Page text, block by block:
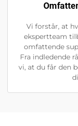
Vi forstår, at
ekspertteam
omfattende
Fra indledende
vi, at du får den